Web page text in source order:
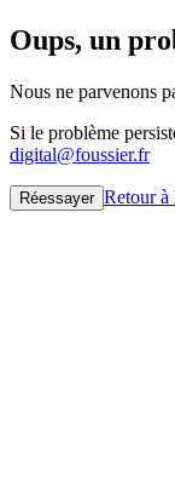
Oups, un
Nous ne parvenons
Si le problème
digital@foussier.fr
Réessayer Retour à